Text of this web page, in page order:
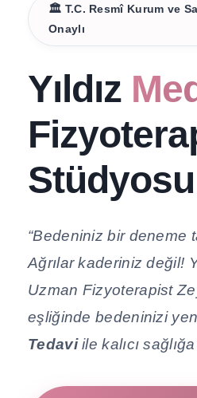
🏛️ T.C. Resmî Kurum ve
Onaylı
Yıldız
Stüdyosu
“Bedeniniz bir deneme
Ağrılar kaderiniz değil!
Uzman Fizyoterapist
eşliğinde bedeninizi
Tedaviile kalıcı